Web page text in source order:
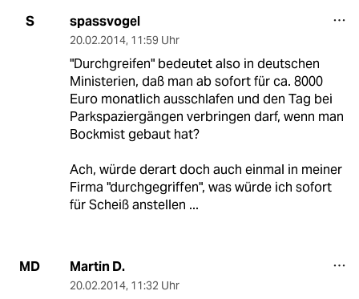
S spassvogel
20.02.2014, 11:59 Uhr
"Durchgreifen" bedeutet also in deutschen
Ministerien, daß man ab sofort für ca. 8000
Euro monatlich ausschlafen und den Tag bei
Parkspaziergängen verbringen darf, wenn man
Bockmist gebaut hat?
Ach, würde derart doch auch einmal in meiner
Firma "durchgegriffen", was würde ich sofort
für Scheiß anstellen ...
MD Martin D.
20.02.2014, 11:32 Uhr